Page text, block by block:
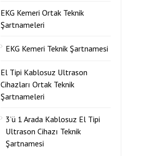
EKG Kemeri Ortak Teknik
Şartnameleri
EKG Kemeri Teknik Şartnamesi
El Tipi Kablosuz Ultrason
Cihazları Ortak Teknik
Şartnameleri
3’ü 1 Arada Kablosuz El Tipi
Ultrason Cihazı Teknik
Şartnamesi